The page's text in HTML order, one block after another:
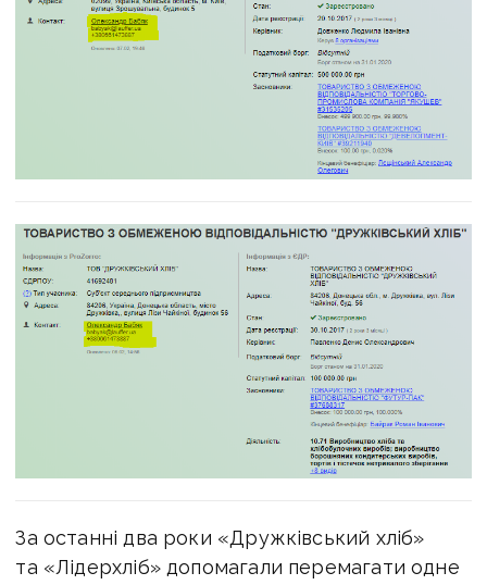
За останні два роки «Дружківський хліб»
та «Лідерхліб» допомагали перемагати одне